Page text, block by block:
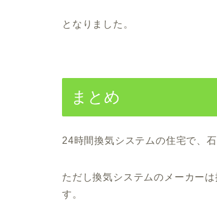
となりました。
まとめ
24時間換気システムの住宅で、
ただし換気システムのメーカー
す。